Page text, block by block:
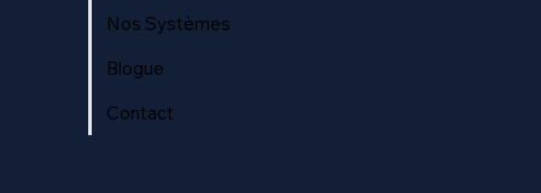
Nos Systèmes
Blogue
Contact